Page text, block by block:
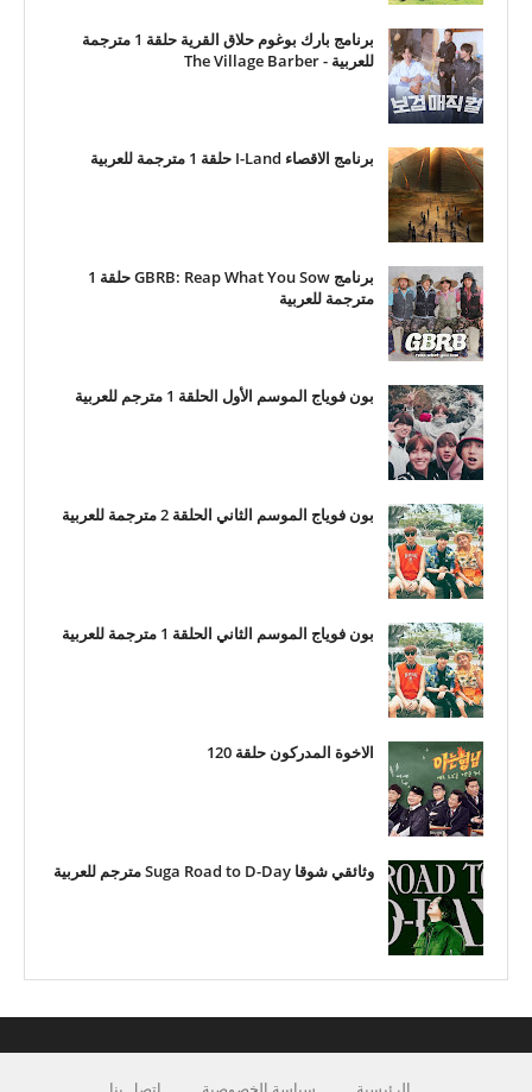
برنامج بارك بوغوم حلاق القرية حلقة 1 مترجمة
للعربية - The Village Barber
برنامج الاقصاء I-Land حلقة 1 مترجمة للعربية
برنامج GBRB: Reap What You Sow حلقة 1
مترجمة للعربية
بون فوياج الموسم الأول الحلقة 1 مترجم للعربية
بون فوياج الموسم الثاني الحلقة 2 مترجمة للعربية
بون فوياج الموسم الثاني الحلقة 1 مترجمة للعربية
الاخوة المدركون حلقة 120
وثائقي شوقا Suga Road to D-Day مترجم للعربية